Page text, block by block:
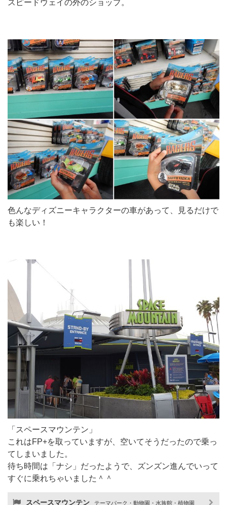
スピードウェイの外のショップ。
色んなディズニーキャラクターの車があって、見るだけで
も楽しい！
「スペースマウンテン」
これはFP+を取っていますが、空いてそうだったので乗っ
てしまいました。
待ち時間は「ナシ」だったようで、ズンズン進んでいって
すぐに乗れちゃいました＾＾
スペースマウンテン テーマパーク・動物園・水族館・植物園